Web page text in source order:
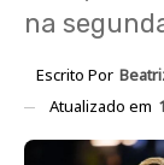
na
Escrito Por
Atualizado em